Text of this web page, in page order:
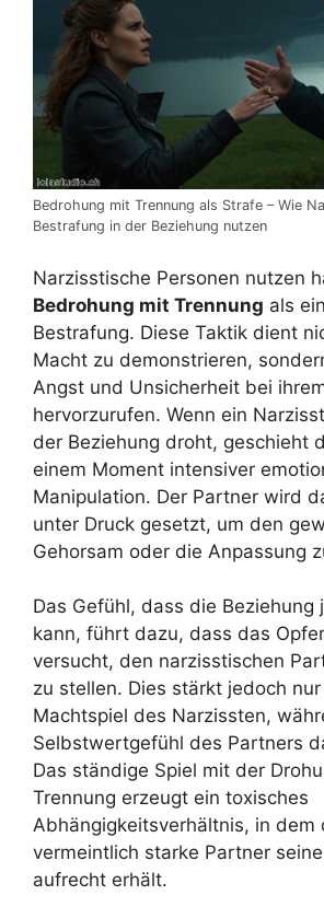
Bedrohung mit Trennung als Strafe – Wie
Bestrafung in der Beziehung nutzen
Narzisstische Personen nutzen
Bedrohung mit Trennung als
Bestrafung. Diese Taktik dient
Macht zu demonstrieren,
Angst und Unsicherheit bei
hervorzurufen. Wenn ein
der Beziehung droht, geschieht
einem Moment intensiver
Manipulation. Der Partner wird
unter Druck gesetzt, um den
Gehorsam oder die Anpassung
Das Gefühl, dass die Beziehung
kann, führt dazu, dass das
versucht, den narzisstischen
zu stellen. Dies stärkt jedoch
Machtspiel des Narzissten,
Selbstwertgefühl des Partners
Das ständige Spiel mit der
Trennung erzeugt ein toxisches
Abhängigkeitsverhältnis, in dem
vermeintlich starke Partner
aufrecht erhält.